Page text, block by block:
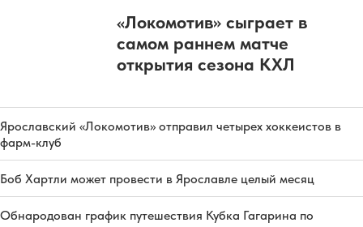
«Локомотив» сыграет в
самом раннем матче
открытия сезона КХЛ
Ярославский «Локомотив» отправил четырех хоккеистов в
фарм-клуб
Боб Хартли может провести в Ярославле целый месяц
Обнародован график путешествия Кубка Гагарина по